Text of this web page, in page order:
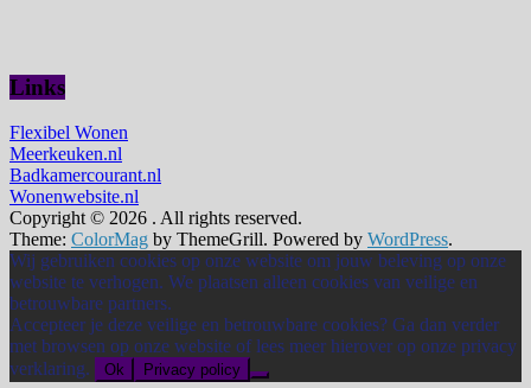
Links
Flexibel Wonen
Meerkeuken.nl
Badkamercourant.nl
Wonenwebsite.nl
Copyright © 2026 . All rights reserved.
Theme: ColorMag by ThemeGrill. Powered by WordPress.
Wij gebruiken cookies op onze website om jouw beleving op onze
website te verhogen. We plaatsen alleen cookies van veilige en
betrouwbare partners.
Accepteer je deze veilige en betrouwbare cookies? Ga dan verder
met browsen op onze website of lees meer hierover op onze privacy
verklaring.
Ok Privacy policy